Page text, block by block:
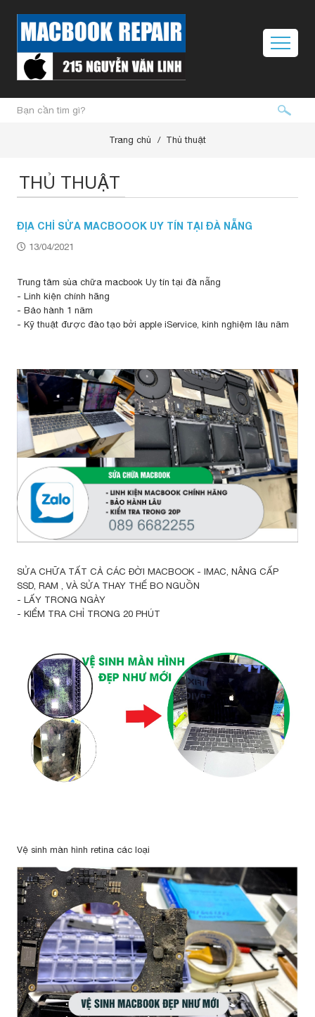
Trang chủ Thủ thuật
THỦ THUẬT
ĐỊA CHỈ SỬA MACBOOOK UY TÍN TẠI ĐÀ NẴNG
13/04/2021
Trung tâm sủa chữa macbook Uy tín tại đà nẵng
- Linh kiện chính hãng
- Bảo hành 1 năm
- Kỹ thuật được đào tạo bởi apple iService, kinh nghiệm lâu năm
SỬA CHỮA TẤT CẢ CÁC ĐỜI MACBOOK - IMAC, NÂNG CẤP
SSD, RAM , VÀ SỬA THAY THẾ BO NGUỒN
- LẤY TRONG NGÀY
- KIỂM TRA CHỈ TRONG 20 PHÚT
Vệ sinh màn hình retina các loại